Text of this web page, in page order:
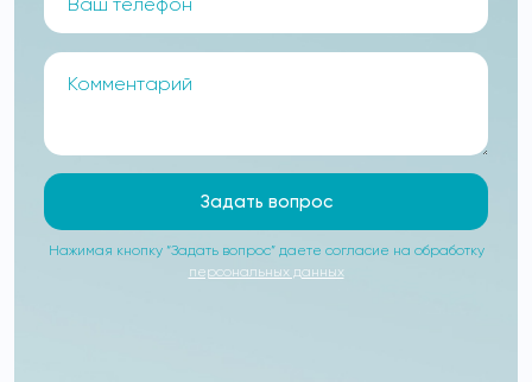
Задать вопрос
Нажимая кнопку “Задать вопрос” даете согласие на обработку
персональных данных